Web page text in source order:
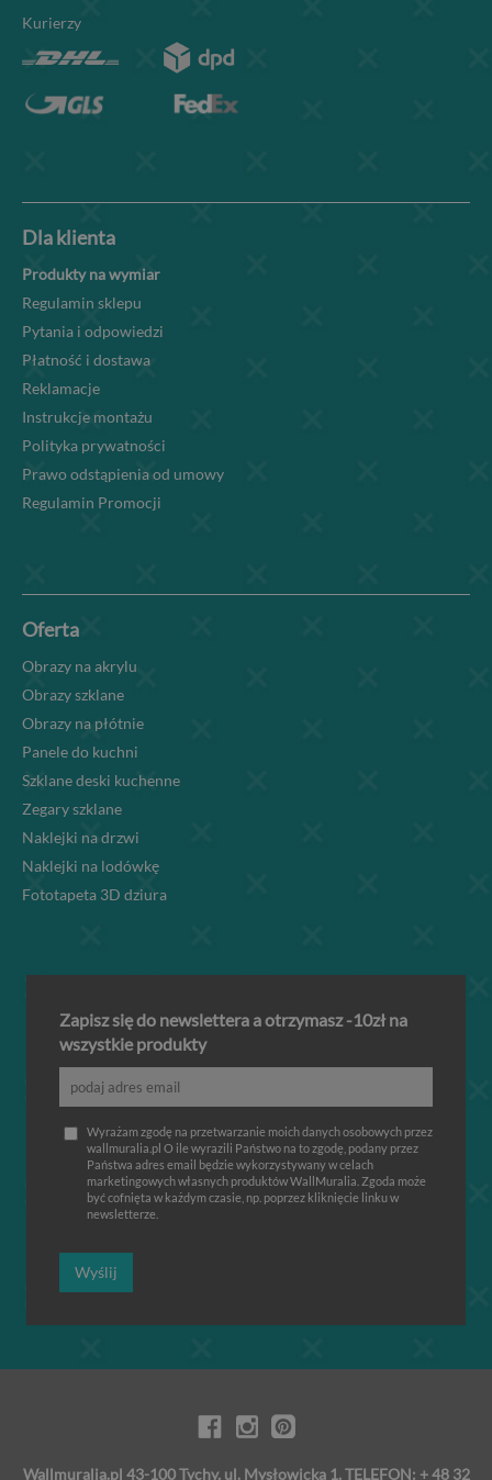
Kurierzy
Dla klienta
Produkty na wymiar
Regulamin sklepu
Pytania i odpowiedzi
Płatność i dostawa
Reklamacje
Instrukcje montażu
Polityka prywatności
Prawo odstąpienia od umowy
Regulamin Promocji
Oferta
Obrazy na akrylu
Obrazy szklane
Obrazy na płótnie
Panele do kuchni
Szklane deski kuchenne
Zegary szklane
Naklejki na drzwi
Naklejki na lodówkę
Fototapeta 3D dziura
Zapisz się do newslettera a otrzymasz -10zł na
wszystkie produkty
Wyrażam zgodę na przetwarzanie moich danych osobowych przez
wallmuralia.pl O ile wyrazili Państwo na to zgodę, podany przez
Państwa adres email będzie wykorzystywany w celach
marketingowych własnych produktów WallMuralia. Zgoda może
być cofnięta w każdym czasie, np. poprzez kliknięcie linku w
newsletterze.
Wyślij
Wallmuralia.pl 43-100 Tychy, ul. Mysłowicka 1, TELEFON: + 48 32